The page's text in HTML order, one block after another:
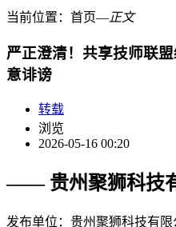
当前位置： 首页―正文
严正澄清！共享技师联
意诽谤
转载
浏览
2026-05-16 00:20
—— 贵州聚狮科技
发布单位 ：贵州聚狮科技有限